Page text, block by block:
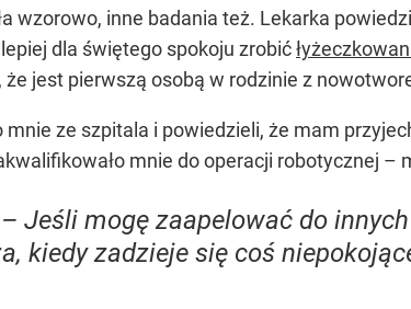
wzorowo, inne badania też. Lekarka
dla świętego spokoju zrobić
że jest pierwszą osobą w rodzinie z
ze szpitala i powiedzieli, że mam
mnie do operacji robotycznej –
Jeśli mogę zaapelować do
kiedy zadzieje się coś